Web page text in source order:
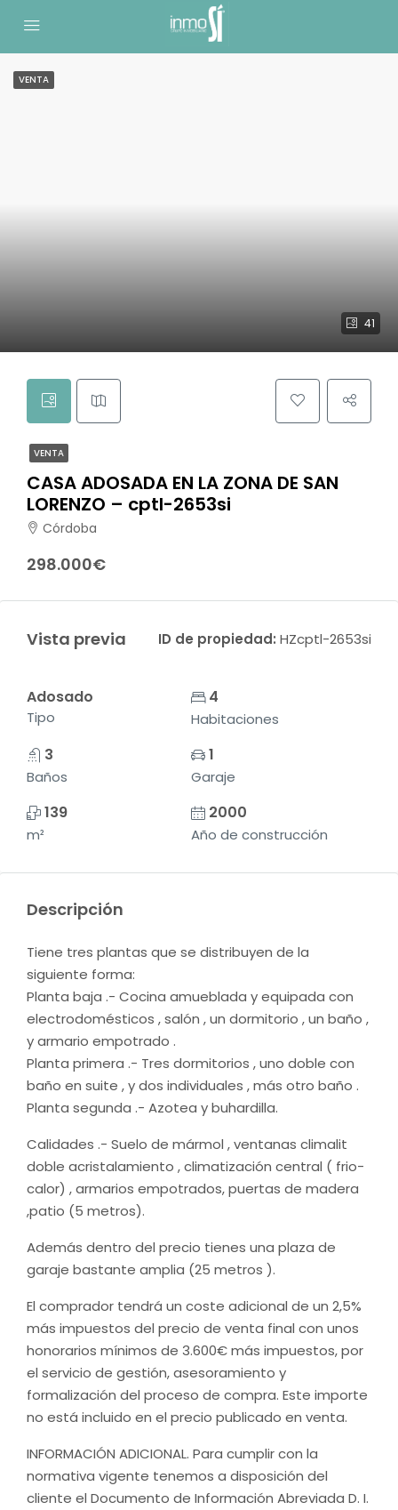
41
VENTA
VENTA
CASA ADOSADA EN LA ZONA DE SAN
LORENZO – cptl-2653si
Córdoba
298.000€
Vista previa ID de propiedad: HZcptl-2653si
Adosado
Tipo
4
Habitaciones
3
Baños
1
Garaje
139
m²
2000
Año de construcción
Descripción
Tiene tres plantas que se distribuyen de la
siguiente forma:
Planta baja .- Cocina amueblada y equipada con
electrodomésticos , salón , un dormitorio , un baño ,
y armario empotrado .
Planta primera .- Tres dormitorios , uno doble con
baño en suite , y dos individuales , más otro baño .
Planta segunda .- Azotea y buhardilla.
Calidades .- Suelo de mármol , ventanas climalit
doble acristalamiento , climatización central ( frio-
calor) , armarios empotrados, puertas de madera
,patio (5 metros).
Además dentro del precio tienes una plaza de
garaje bastante amplia (25 metros ).
El comprador tendrá un coste adicional de un 2,5%
más impuestos del precio de venta final con unos
honorarios mínimos de 3.600€ más impuestos, por
el servicio de gestión, asesoramiento y
formalización del proceso de compra. Este importe
no está incluido en el precio publicado en venta.
INFORMACIÓN ADICIONAL. Para cumplir con la
normativa vigente tenemos a disposición del
cliente el Documento de Información Abreviada D. I.